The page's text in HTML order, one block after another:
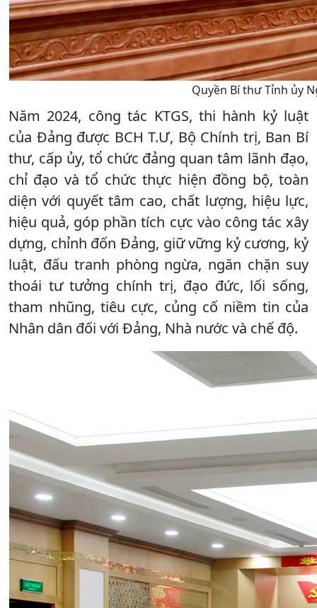
Quyền Bí thư Tỉnh ủy
Năm 2024, công tác KTGS, thi hành kỷ luật
của Đảng được BCH T.Ư, Bộ Chính trị, Ban Bí
thư, cấp ủy, tổ chức đảng quan tâm lãnh đạo,
chỉ đạo và tổ chức thực hiện đồng bộ, toàn
diện với quyết tâm cao, chất lượng, hiệu lực,
hiệu quả, góp phần tích cực vào công tác xây
dựng, chỉnh đốn Đảng, giữ vững kỷ cương, kỷ
luật, đấu tranh phòng ngừa, ngăn chặn suy
thoái tư tưởng chính trị, đạo đức, lối sống,
tham nhũng, tiêu cực, củng cố niềm tin của
Nhân dân đối với Đảng, Nhà nước và chế độ.